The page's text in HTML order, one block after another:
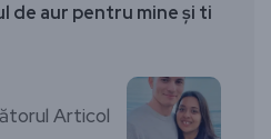
de aur pentru mine și ti
Articol